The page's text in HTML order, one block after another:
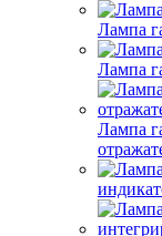
Лампа
Лампа
Лампа